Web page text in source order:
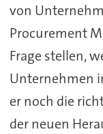
von
Procurement
Frage stellen,
Unternehmen
er noch die
der neuen